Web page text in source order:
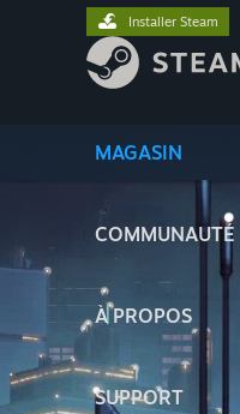
MAGASIN
COMMUNAUTÉ
À PROPOS
SUPPORT
Installer Steam